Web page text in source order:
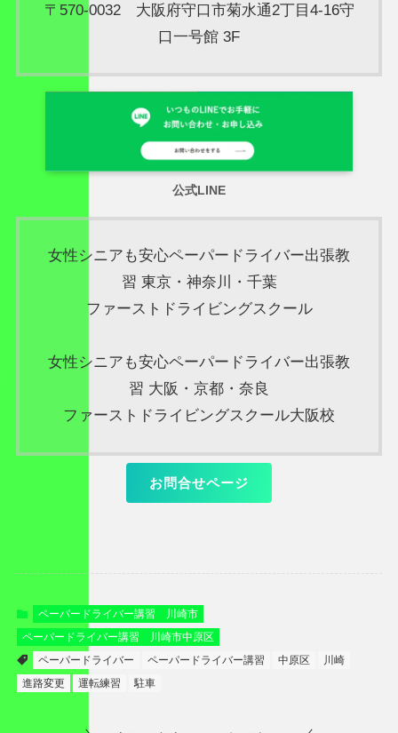
〒570-0032 大阪府守口市菊水通2丁目4-16守
口一号館 3F
公式LINE
女性シニアも安心ペーパードライバー出張教
習 東京・神奈川・千葉
ファーストドライビングスクール
女性シニアも安心ペーパードライバー出張教
習 大阪・京都・奈良
ファーストドライビングスクール大阪校
お問合せページ
ペーパードライバー講習 川崎市
ペーパードライバー講習 川崎市中原区
ペーパードライバー
ペーパードライバー講習 中原区
川崎
進路変更
運転練習 駐車